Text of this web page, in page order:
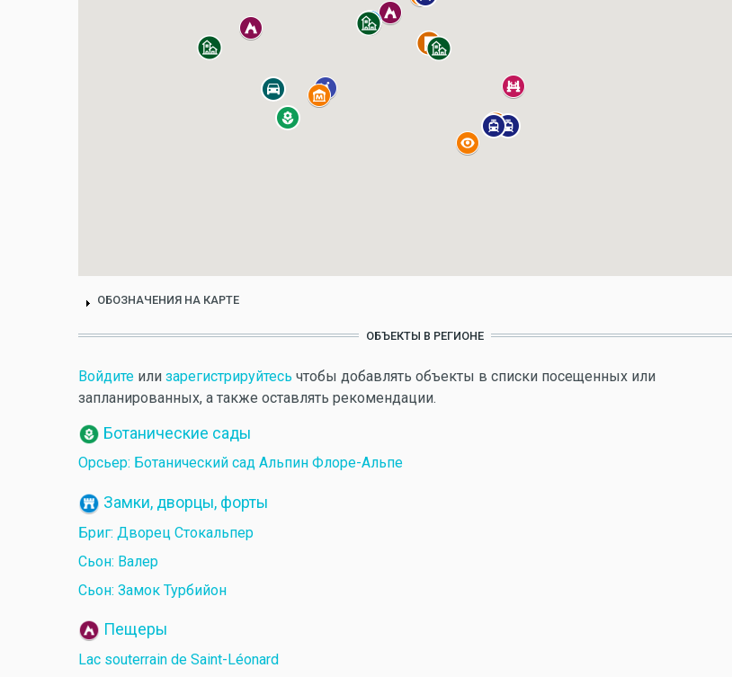
ОБОЗНАЧЕНИЯ НА КАРТЕ
ОБЪЕКТЫ В РЕГИОНЕ
Войдите или зарегистрируйтесь чтобы добавлять объекты в списки посещенных или
запланированных, а также оставлять рекомендации.
Ботанические сады
Орсьер: Ботанический сад Альпин Флоре-Альпе
Замки, дворцы, форты
Бриг: Дворец Стокальпер
Сьон: Валер
Сьон: Замок Турбийон
Пещеры
Lac souterrain de Saint-Léonard